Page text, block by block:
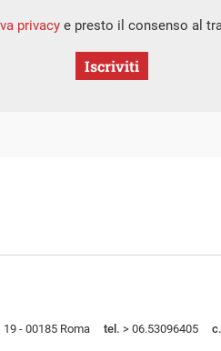
privacye presto il consenso al
Iscriviti
- 00185 Roma tel. > 06.53096405